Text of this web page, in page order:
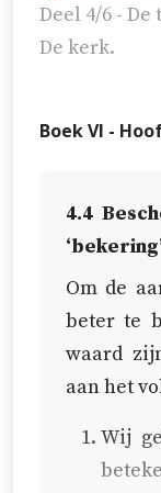
Deel 4/6 -
De kerk.
Boek VI -
4.4
Om de
beter te
waard
aan het
Wij